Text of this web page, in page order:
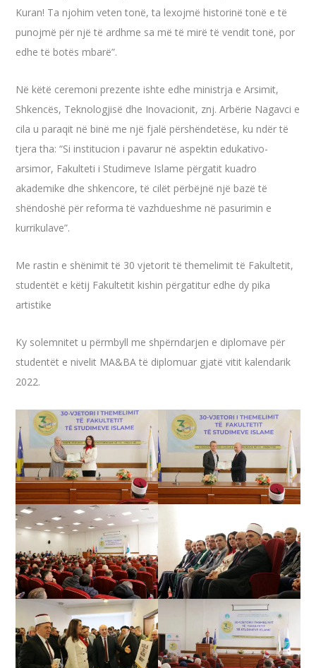
Kuran! Ta njohim veten tonë, ta lexojmë historinë tonë e të
punojmë për një të ardhme sa më të mirë të vendit tonë, por
edhe të botës mbarë”.
Në këtë ceremoni prezente ishte edhe ministrja e Arsimit,
Shkencës, Teknologjisë dhe Inovacionit, znj. Arbërie Nagavci e
cila u paraqit në binë me një fjalë përshëndetëse, ku ndër të
tjera tha: “Si institucion i pavarur në aspektin edukativo-
arsimor, Fakulteti i Studimeve Islame përgatit kuadro
akademike dhe shkencore, të cilët përbëjnë një bazë të
shëndoshë për reforma të vazhdueshme në pasurimin e
kurrikulave”.
Me rastin e shënimit të 30 vjetorit të themelimit të Fakultetit,
studentët e këtij Fakultetit kishin përgatitur edhe dy pika
artistike
Ky solemnitet u përmbyll me shpërndarjen e diplomave për
studentët e nivelit MA&BA të diplomuar gjatë vitit kalendarik
2022.